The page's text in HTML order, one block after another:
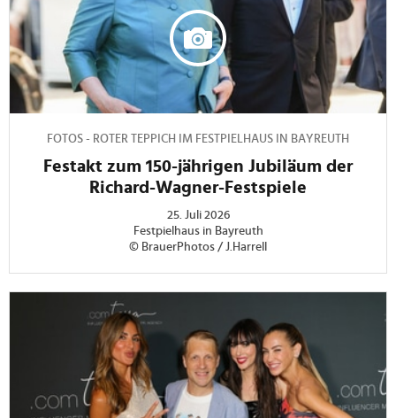
FOTOS - ROTER TEPPICH IM FESTPIELHAUS IN BAYREUTH
Festakt zum 150-jährigen Jubiläum der
Richard-Wagner-Festspiele
25. Juli 2026
Festpielhaus in Bayreuth
© BrauerPhotos / J.Harrell